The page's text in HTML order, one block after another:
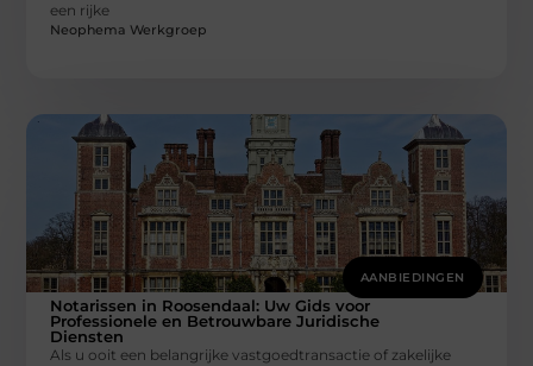
een rijke
Neophema Werkgroep
AANBIEDINGEN
Notarissen in Roosendaal: Uw Gids voor
Professionele en Betrouwbare Juridische
Diensten
Als u ooit een belangrijke vastgoedtransactie of zakelijke